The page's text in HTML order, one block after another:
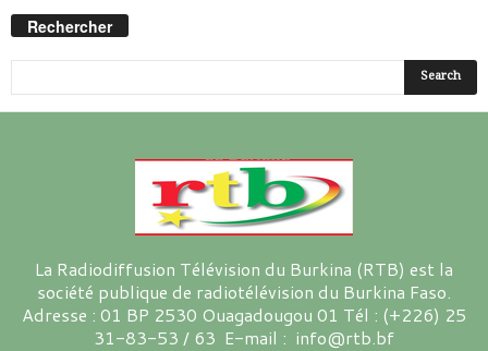
Rechercher
La Radiodiffusion Télévision du Burkina (RTB) est la
société publique de radiotélévision du Burkina Faso.
Adresse : 01 BP 2530 Ouagadougou 01 Tél : (+226) 25
31-83-53 / 63 E-mail : info@rtb.bf